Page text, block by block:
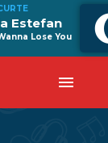
Estefan
Lose You
menu